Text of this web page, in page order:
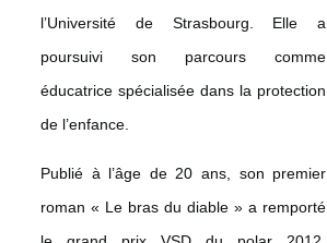
l’Université de Strasbourg. Elle a
poursuivi son parcours comme
éducatrice spécialisée dans la protection
de l’enfance.
Publié à l’âge de 20 ans, son premier
roman « Le bras du diable » a remporté